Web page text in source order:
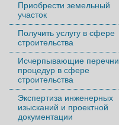
Приобрести земельный
участок
Получить услугу в сфере
строительства
Исчерпывающие перечни
процедур в сфере
строительства
Экспертиза инженерных
изысканий и проектной
документации